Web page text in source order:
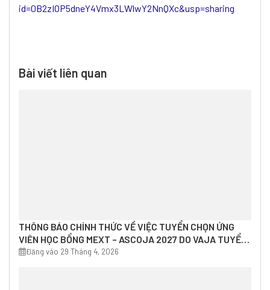
id=0B2zIOP5dneY4Vmx3LWlwY2NnQXc&usp=sharing
Bài viết liên quan
THÔNG BÁO CHÍNH THỨC VỀ VIỆC TUYỂN CHỌN ỨNG
VIÊN HỌC BỔNG MEXT – ASCOJA 2027 DO VAJA TUYỂN
CHỌN
Đăng vào 29 Tháng 4, 2026